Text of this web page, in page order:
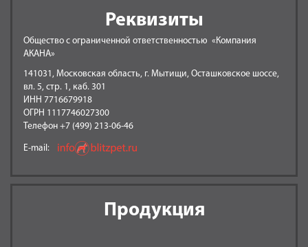
Реквизиты
Общество с ограниченной ответственностью «Компания
АКАНА»
141031, Московская область, г. Мытищи, Осташковское шоссе,
вл. 5, стр. 1, каб. 301
ИНН 7716679918
ОГРН 1117746027300
Телефон +7 (499) 213-06-46
E-mail:
Продукция